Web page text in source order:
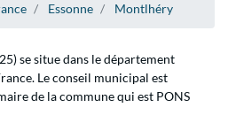
Essonne Montlhéry
se situe dans le département
Le conseil municipal est
de la commune qui est PONS